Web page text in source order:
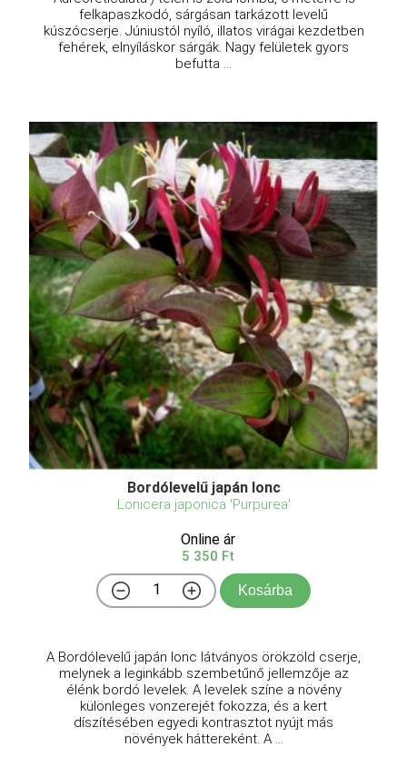
felkapaszkodó, sárgásan tarkázott levelű
kúszócserje. Júniustól nyíló, illatos virágai kezdetben
fehérek, elnyíláskor sárgák. Nagy felületek gyors
befutta ...
Bordólevelű japán lonc
Lonicera japonica 'Purpurea'
Online ár
5 350 Ft
Kosárba
A Bordólevelű japán lonc látványos örökzöld cserje,
melynek a leginkább szembetűnő jellemzője az
élénk bordó levelek. A levelek színe a növény
különleges vonzerejét fokozza, és a kert
díszítésében egyedi kontrasztot nyújt más
növények háttereként. A ...